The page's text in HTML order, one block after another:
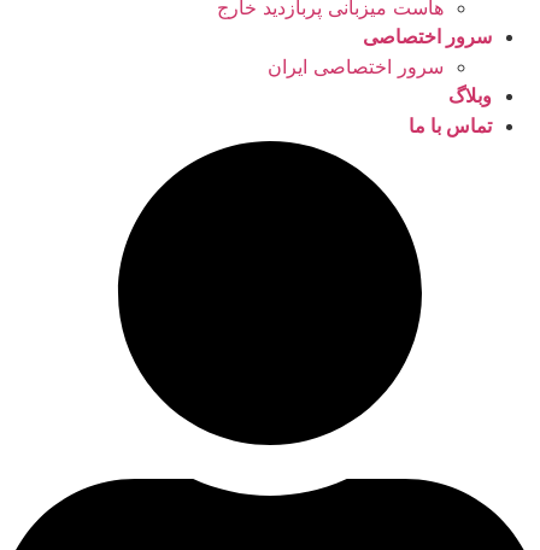
هاست میزبانی پربازدید خارج
سرور اختصاصی
سرور اختصاصی ایران
وبلاگ
تماس با ما